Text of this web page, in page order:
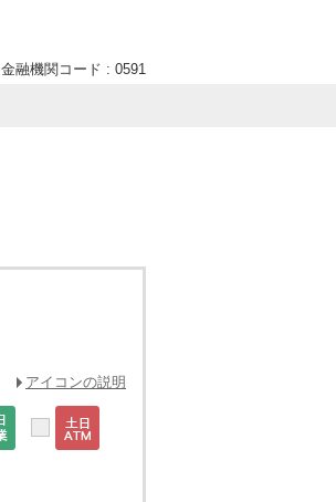
金融機関コード : 0591
アイコンの説明